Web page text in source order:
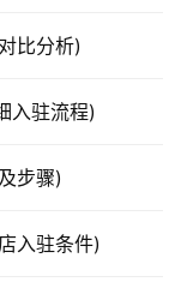
比分析)
入驻流程)
步骤)
入驻条件)